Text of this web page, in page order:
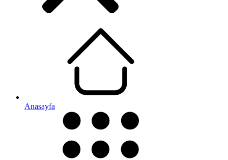
Anasayfa